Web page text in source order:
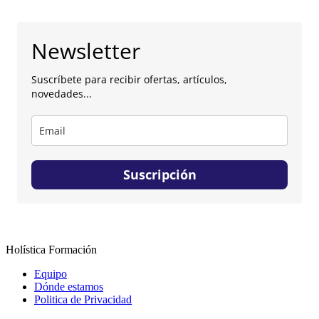
Newsletter
Suscríbete para recibir ofertas, artículos,
novedades...
Suscripción
Holística Formación
Equipo
Dónde estamos
Politica de Privacidad